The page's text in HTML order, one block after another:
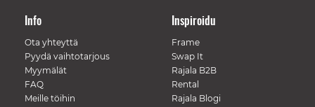
Info
Ota yhteyttä
Pyydä vaihtotarjous
Myymälät
FAQ
Meille töihin
Inspiroidu
Frame
Swap It
Rajala B2B
Rental
Rajala Blogi